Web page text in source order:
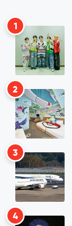
1
2
3
4